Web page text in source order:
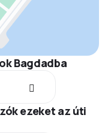
Bagdadba
ezeket az úti